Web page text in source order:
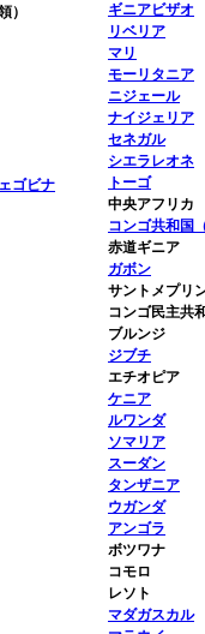
）
ゴビナ
ギニアビザオ
リベリア
マリ
モーリタニア
ニジェール
ナイジェリア
セネガル
シエラレオネ
トーゴ
中央アフリカ
コンゴ共和国
赤道ギニア
ガボン
サントメプリ
コンゴ民主共
ブルンジ
ジブチ
エチオピア
ケニア
ルワンダ
ソマリア
スーダン
タンザニア
ウガンダ
アンゴラ
ボツワナ
コモロ
レソト
マダガスカル